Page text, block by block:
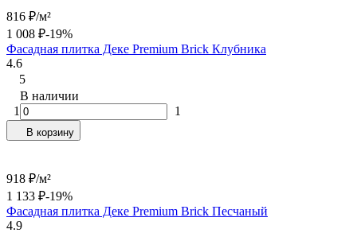
816 ₽/м²
1 008 ₽-19%
Фасадная плитка Деке Premium Brick Клубника
4.6
5
В наличии
1
1
В корзину
918 ₽/м²
1 133 ₽-19%
Фасадная плитка Деке Premium Brick Песчаный
4.9